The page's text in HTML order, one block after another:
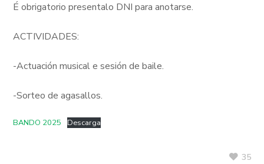
É obrigatorio presentalo DNI para anotarse.
ACTIVIDADES:
-Actuación musical e sesión de baile.
-Sorteo de agasallos.
BANDO 2025 Descarga
35